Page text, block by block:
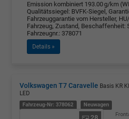
Emission kombiniert 193.00 g/km
Qualitätssiegel: BVFK-Siegel,
Fahrzeuggarantie vom Hersteller,
Fahrzeug, Zustand, Beschaffenheit:
Fahrzeugnr.: 378071
Details »
Volkswagen T7 Caravelle Basis KR
LED
Fahrzeug-Nr: 378062 Neuwagen